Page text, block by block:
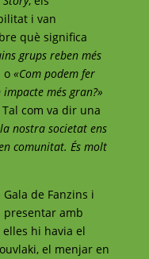
i van
què significa
grups reben més
o «Com podem fer
més gran?»
com va dir una
nostra societat ens
comunitat. És molt
de Fanzins i
presentar amb
hi havia el
el menjar en